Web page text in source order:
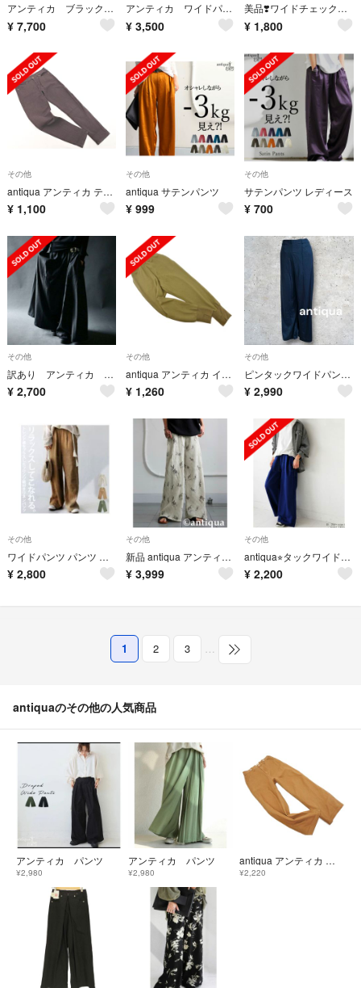
アンティカ ブラック プリーツ 立体 廃盤 ワイドパンツ
¥ 7,700
アンティカ ワイドパンツ
¥ 3,500
美品❣️ワイドチェックパンツ
¥ 1,800
その他
antiqua アンティカ テーパード パンツ sizeXL/茶 ■■ レディース
¥ 1,100
その他
antiqua サテンパンツ
¥ 999
その他
サテンパンツ レディース
¥ 700
その他
訳あり アンティカ ブラック ワイドパンツ ガウチョパンツ
¥ 2,700
その他
antiqua アンティカ イージー パンツ sizeL/カーキ ◇■ レディース
¥ 1,260
その他
ピンタックワイドパンツ レディース ボトムス とろみ素材 ネイビー M
¥ 2,990
その他
ワイドパンツ パンツ レディース ロング 麻混 麻
¥ 2,800
その他
新品 antiqua アンティカ ボタニカルパンツ ワイドパンツ /ZARAザラ
¥ 3,999
その他
antiqua⭐︎タックワイドパンツ
¥ 2,200
1 2 3 …
antiquaのその他の人気商品
アンティカ パンツ
¥2,980
アンティカ パンツ
¥2,980
antiqua アンティカ パターントルソ ワイド パンツ キャメル ■■ レディース
¥2,220